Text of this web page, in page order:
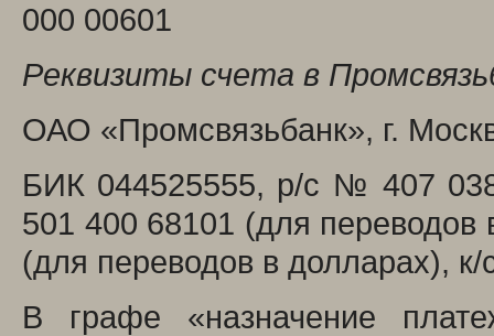
000 00601
Реквизиты счета в
ОАО «Промсвязьбанк», г.
БИК 044525555, р/с № 407
501 400 68101 (для
(для переводов в долларах),
В графе «назначение